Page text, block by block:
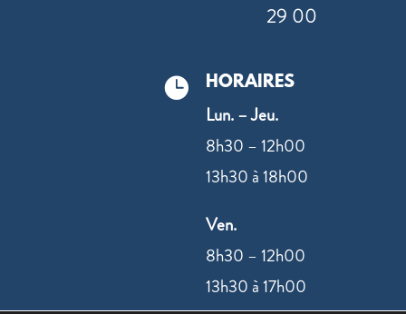
29 00
 HORAIRES
Lun. – Jeu.
8h30 – 12h00
13h30 à 18h00
Ven.
8h30 – 12h00
13h30 à 17h00